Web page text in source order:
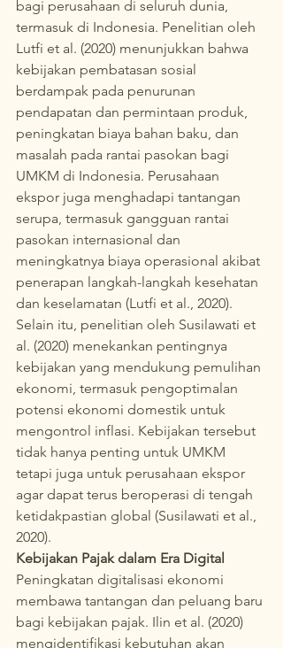
bagi perusahaan di seluruh dunia,
termasuk di Indonesia. Penelitian oleh
Lutfi et al. (2020) menunjukkan bahwa
kebijakan pembatasan sosial
berdampak pada penurunan
pendapatan dan permintaan produk,
peningkatan biaya bahan baku, dan
masalah pada rantai pasokan bagi
UMKM di Indonesia. Perusahaan
ekspor juga menghadapi tantangan
serupa, termasuk gangguan rantai
pasokan internasional dan
meningkatnya biaya operasional akibat
penerapan langkah-langkah kesehatan
dan keselamatan (Lutfi et al., 2020).
Selain itu, penelitian oleh Susilawati et
al. (2020) menekankan pentingnya
kebijakan yang mendukung pemulihan
ekonomi, termasuk pengoptimalan
potensi ekonomi domestik untuk
mengontrol inflasi. Kebijakan tersebut
tidak hanya penting untuk UMKM
tetapi juga untuk perusahaan ekspor
agar dapat terus beroperasi di tengah
ketidakpastian global (Susilawati et al.,
2020).
Kebijakan Pajak dalam Era Digital
Peningkatan digitalisasi ekonomi
membawa tantangan dan peluang baru
bagi kebijakan pajak. Ilin et al. (2020)
mengidentifikasi kebutuhan akan